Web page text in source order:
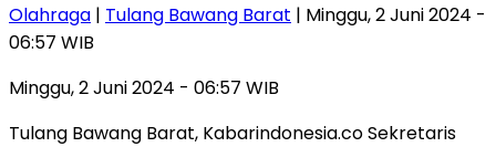
Olahraga | Tulang Bawang Barat | Minggu, 2 Juni 2024 -
06:57 WIB
Minggu, 2 Juni 2024 - 06:57 WIB
Tulang Bawang Barat, Kabarindonesia.co Sekretaris